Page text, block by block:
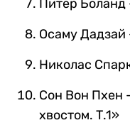
Питер Боланд
Осаму
Николас
Сон Вон Пхен
хвостом. Т.1»